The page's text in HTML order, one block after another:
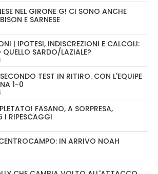
NEL GIRONE G! CI SONO ANCHE
E SARNESE
| IPOTESI, INDISCREZIONI E CALCOLI:
QUELLO SARDO/LAZIALE?
TEST IN RITIRO. CON L'EQUIPE
1-0
FASANO, A SORPRESA,
I RIPESCAGGI
IN ARRIVO NOAH